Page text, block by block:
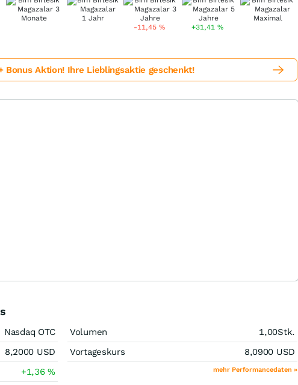
-11,45 % +31,41%
Bonus Aktion! Ihre Lieblingsaktie geschenkt!
Nasdaq OTC
8,2000 USD
+1,36%
Volumen 1,00Stk.
Vortageskurs
8,0900 USD
mehr Performancedaten »